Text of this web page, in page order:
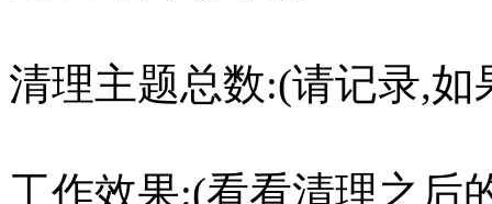
清理主题总数:(请记录,
工作效果:(看看清理之后